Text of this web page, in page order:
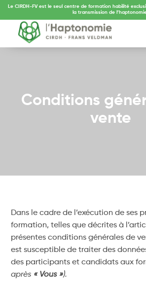
Le CIRDH-FV est le seul centre de formation habilité
la transmission de
Conditions
vente
Dans le cadre de l’exécution de ses
formation, telles que décrites à
présentes conditions générales de
est susceptible de traiter des
des participants et candidats aux
après « Vous »).